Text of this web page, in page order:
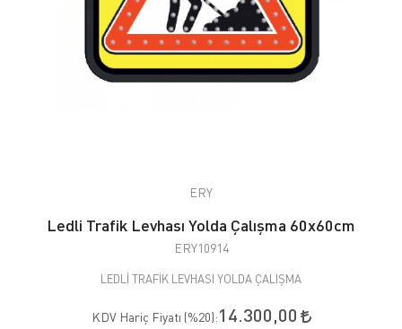
ERY
Ledli Trafik Levhası Yolda Çalışma 60x60cm
ERY10914
LEDLİ TRAFİK LEVHASI YOLDA ÇALIŞMA
KDV Hariç Fiyatı (%20):14.300,00